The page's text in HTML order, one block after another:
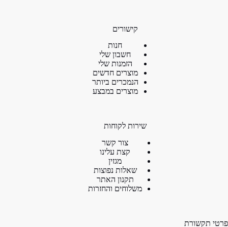
קישורים
חנות
חשבון שלי
הזמנות שלי
מוצרים חדשים
הנמכרים ביותר
מוצרים במבצע
שירות לקוחות
צור קשר
קצת עלינו
מגזין
שאלות נפוצות
תקנון האתר
משלוחים והחזרות
פרטי תקשורת